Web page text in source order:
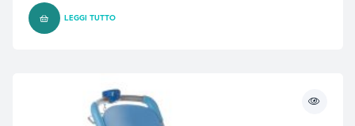
LEGGI TUTTO